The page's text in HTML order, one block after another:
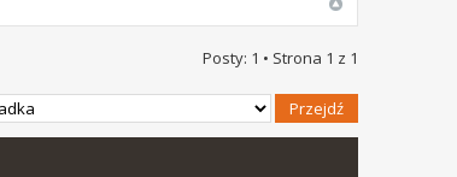
Posty: 1 • Strona 1 z 1